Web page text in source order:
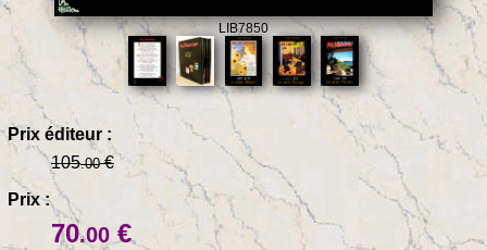
LIB7850
Prix éditeur :
105.00€
Prix :
70.00 €